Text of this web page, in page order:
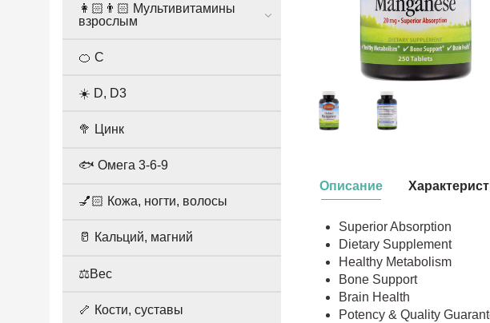
Описание
Superior Absorption
Dietary Supplement
Healthy Metabolism
Bone Support
Brain Health
Potency & Quality
👩🏻👨🏻 Мультивитамины
взрослым
🍊 С
☀️ D, D3
🥦 Цинк
🐟 Омега 3-6-9
💅🏻 Кожа, ногти, волосы
🥛 Кальций, магний
⚖️Вес
🦴 Кости, суставы